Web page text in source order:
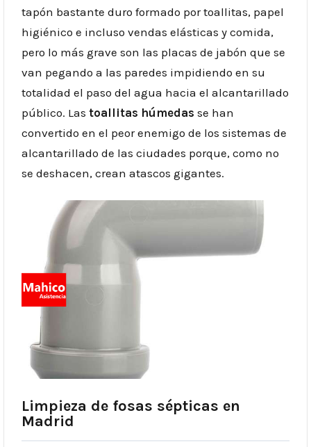
tapón bastante duro formado por toallitas, papel
higiénico e incluso vendas elásticas y comida,
pero lo más grave son las placas de jabón que se
van pegando a las paredes impidiendo en su
totalidad el paso del agua hacia el alcantarillado
público. Las toallitas húmedas se han
convertido en el peor enemigo de los sistemas de
alcantarillado de las ciudades porque, como no
se deshacen, crean atascos gigantes.
Limpieza de fosas sépticas en
Madrid